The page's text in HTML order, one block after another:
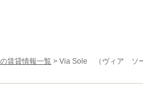
賃貸情報一覧 > Via Sole （ヴィア ソー